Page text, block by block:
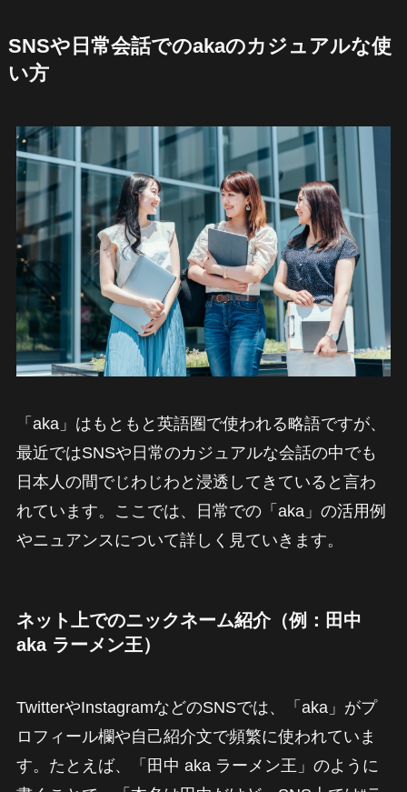
SNSや日常会話でのakaのカジュアルな使
い方
「aka」はもともと英語圏で使われる略語ですが、
最近ではSNSや日常のカジュアルな会話の中でも
日本人の間でじわじわと浸透してきていると言わ
れています。ここでは、日常での「aka」の活用例
やニュアンスについて詳しく見ていきます。
ネット上でのニックネーム紹介（例：田中
aka ラーメン王）
TwitterやInstagramなどのSNSでは、「aka」がプ
ロフィール欄や自己紹介文で頻繁に使われていま
す。たとえば、「田中 aka ラーメン王」のように